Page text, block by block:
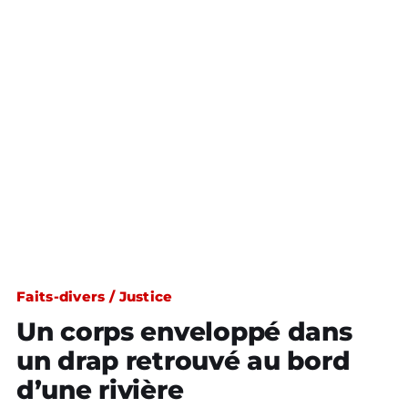
Faits-divers / Justice
Un corps enveloppé dans
un drap retrouvé au bord
d’une rivière